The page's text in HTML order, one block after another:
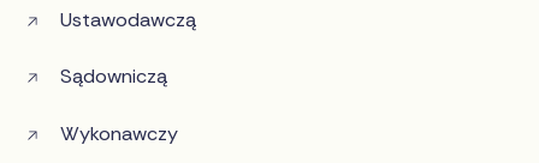
Ustawodawczą
Sądowniczą
Wykonawczy